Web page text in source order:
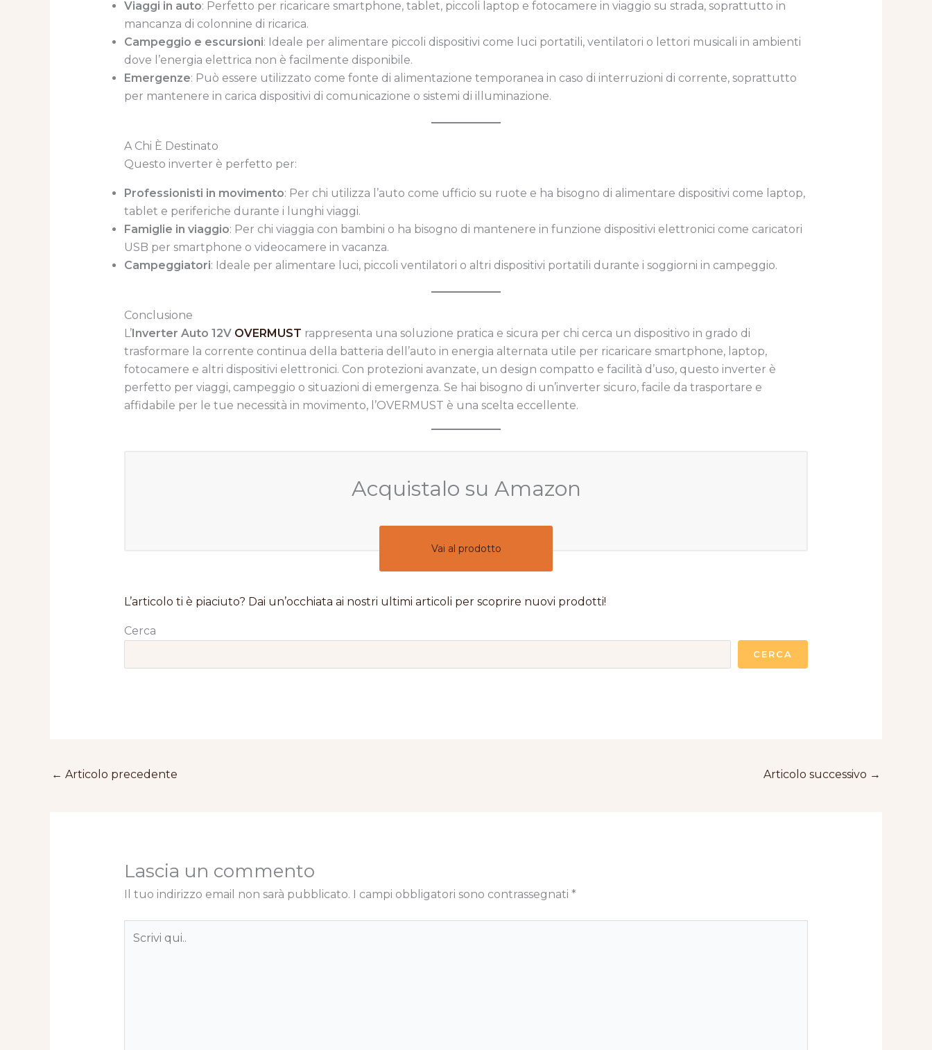
Viaggi in auto: Perfetto per ricaricare smartphone, tablet, piccoli laptop e fotocamere in viaggio su strada, soprattutto in
mancanza di colonnine di ricarica.
Campeggio e escursioni: Ideale per alimentare piccoli dispositivi come luci portatili, ventilatori o lettori musicali in ambienti
dove l’energia elettrica non è facilmente disponibile.
Emergenze: Può essere utilizzato come fonte di alimentazione temporanea in caso di interruzioni di corrente, soprattutto
per mantenere in carica dispositivi di comunicazione o sistemi di illuminazione.
A Chi È Destinato
Questo inverter è perfetto per:
Professionisti in movimento: Per chi utilizza l’auto come ufficio su ruote e ha bisogno di alimentare dispositivi come laptop,
tablet e periferiche durante i lunghi viaggi.
Famiglie in viaggio: Per chi viaggia con bambini o ha bisogno di mantenere in funzione dispositivi elettronici come caricatori
USB per smartphone o videocamere in vacanza.
Campeggiatori: Ideale per alimentare luci, piccoli ventilatori o altri dispositivi portatili durante i soggiorni in campeggio.
Conclusione
L’Inverter Auto 12V OVERMUST rappresenta una soluzione pratica e sicura per chi cerca un dispositivo in grado di
trasformare la corrente continua della batteria dell’auto in energia alternata utile per ricaricare smartphone, laptop,
fotocamere e altri dispositivi elettronici. Con protezioni avanzate, un design compatto e facilità d’uso, questo inverter è
perfetto per viaggi, campeggio o situazioni di emergenza. Se hai bisogno di un’inverter sicuro, facile da trasportare e
affidabile per le tue necessità in movimento, l’OVERMUST è una scelta eccellente.
Acquistalo su Amazon
Vai al prodotto
L’articolo ti è piaciuto? Dai un’occhiata ai nostri ultimi articoli per scoprire nuovi prodotti!
Cerca
CERCA
← Articolo precedente Articolo successivo →
Lascia un commento
Il tuo indirizzo email non sarà pubblicato. I campi obbligatori sono contrassegnati *